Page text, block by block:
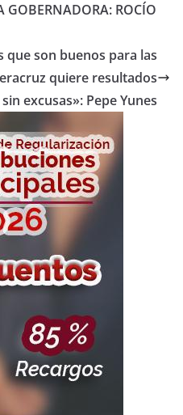
GOBERNADORA: ROCÍO
que son buenos para las
quiere resultados
sin excusas»: Pepe Yunes